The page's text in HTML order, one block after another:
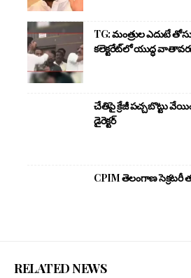
TG: మంత్రుల ఎదుటే
కలెక్టరేట్‌లో యుద్ధ
చేతిపై క్రేజీ పచ్చబొట్టు
డైరెక్టర్
CPIM తెలంగాణ సెక్రటరీ
RELATED NEWS